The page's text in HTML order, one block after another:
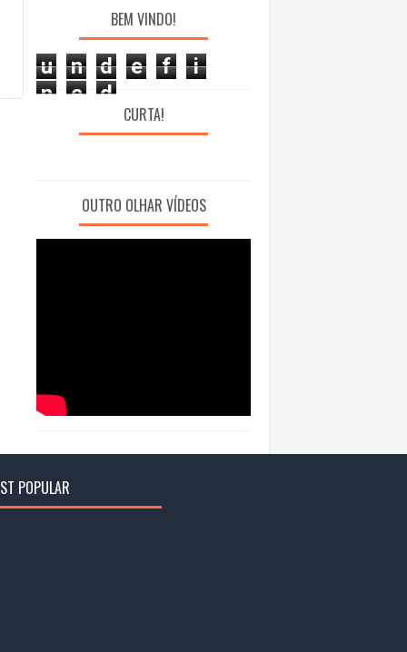
BEM VINDO!
u n d e f
i
n
e d
CURTA!
OUTRO OLHAR VÍDEOS
POPULAR